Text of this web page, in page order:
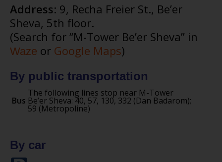
Address: 9, Recha Freier St., Be’er
Sheva, 5th floor.
(Search for “M-Tower Be’er Sheva” in
Waze or Google Maps)
By public transportation
Bus
The following lines stop near M-Tower
Be’er Sheva: 40, 57, 130, 332 (Dan Badarom);
59 (Metropoline)
By car